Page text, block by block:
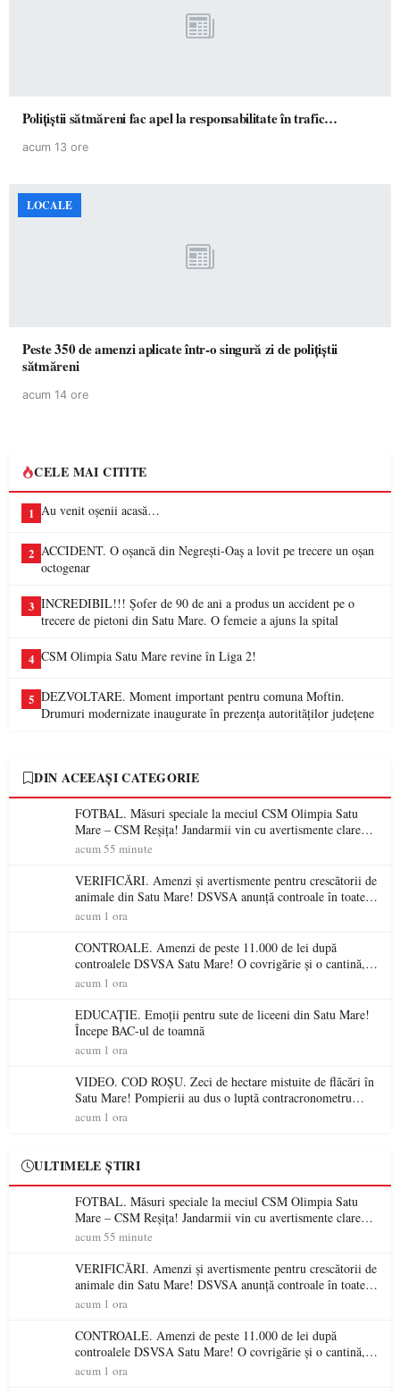
Polițiștii sătmăreni fac apel la responsabilitate în trafic…
acum 13 ore
LOCALE
Peste 350 de amenzi aplicate într-o singură zi de polițiștii
sătmăreni
acum 14 ore
CELE MAI CITITE
1 Au venit oșenii acasă…
2 ACCIDENT. O oșancă din Negrești-Oaș a lovit pe trecere un oșan
octogenar
3 INCREDIBIL!!! Șofer de 90 de ani a produs un accident pe o
trecere de pietoni din Satu Mare. O femeie a ajuns la spital
4 CSM Olimpia Satu Mare revine în Liga 2!
5 DEZVOLTARE. Moment important pentru comuna Moftin.
Drumuri modernizate inaugurate în prezența autorităților județene
DIN ACEEAȘI CATEGORIE
FOTBAL. Măsuri speciale la meciul CSM Olimpia Satu
Mare – CSM Reșița! Jandarmii vin cu avertismente clare
pentru suporteri
acum 55 minute
VERIFICĂRI. Amenzi și avertismente pentru crescătorii de
animale din Satu Mare! DSVSA anunță controale în toate
gospodăriile și face apel la respectarea legii
acum 1 ora
CONTROALE. Amenzi de peste 11.000 de lei după
controalele DSVSA Satu Mare! O covrigărie și o cantină,
sancționate pentru nereguli
acum 1 ora
EDUCAȚIE. Emoții pentru sute de liceeni din Satu Mare!
Începe BAC-ul de toamnă
acum 1 ora
VIDEO. COD ROȘU. Zeci de hectare mistuite de flăcări în
Satu Mare! Pompierii au dus o luptă contracronometru
pentru a salva o pădure de la dezastru
acum 1 ora
ULTIMELE ȘTIRI
FOTBAL. Măsuri speciale la meciul CSM Olimpia Satu
Mare – CSM Reșița! Jandarmii vin cu avertismente clare
pentru suporteri
acum 55 minute
VERIFICĂRI. Amenzi și avertismente pentru crescătorii de
animale din Satu Mare! DSVSA anunță controale în toate
gospodăriile și face apel la respectarea legii
acum 1 ora
CONTROALE. Amenzi de peste 11.000 de lei după
controalele DSVSA Satu Mare! O covrigărie și o cantină,
sancționate pentru nereguli
acum 1 ora